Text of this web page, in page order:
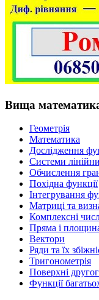
Вища
Геометрія
Математика
Дослідження
Системи
Обчислення
Похідна функції
Інтегрування
Матриці та
Комплексні
Пряма і
Вектори
Ряди та їх
Тригонометрія
Поверхні
Функції